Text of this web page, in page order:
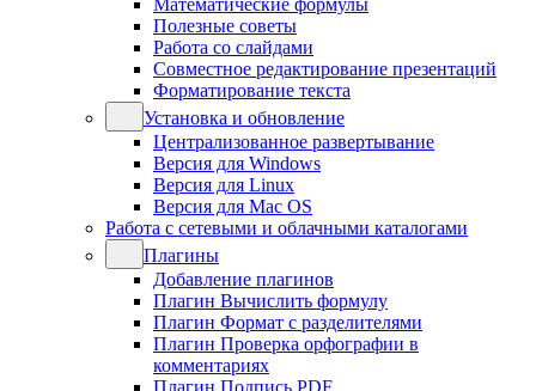
Математические формулы
Полезные советы
Работа со слайдами
Совместное редактирование презентаций
Форматирование текста
Установка и обновление
Централизованное развертывание
Версия для Windows
Версия для Linux
Версия для Mac OS
Работа с сетевыми и облачными каталогами
Плагины
Добавление плагинов
Плагин Вычислить формулу
Плагин Формат с разделителями
Плагин Проверка орфографии в
комментариях
Плагин Подпись PDF